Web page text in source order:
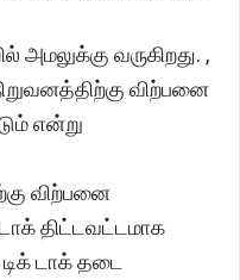
வருகிறது. ,
விற்பனை
என்று
விற்பனை
திட்டவட்டமாக
டாக் தடை